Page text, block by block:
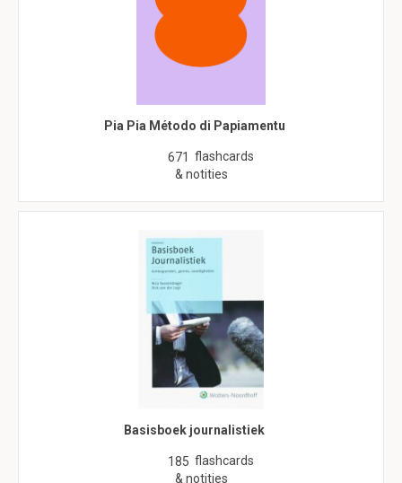
Pia Pia Método di Papiamentu
671 flashcards
& notities
Basisboek journalistiek
185 flashcards
& notities